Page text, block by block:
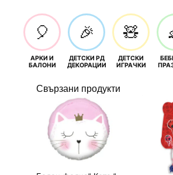
🎈
АРКИ И
БАЛОНИ
🎉
ДЕТСКИ РД
ДЕКОРАЦИИ
🧸
ДЕТСКИ
ИГРАЧКИ
Свързани продукти